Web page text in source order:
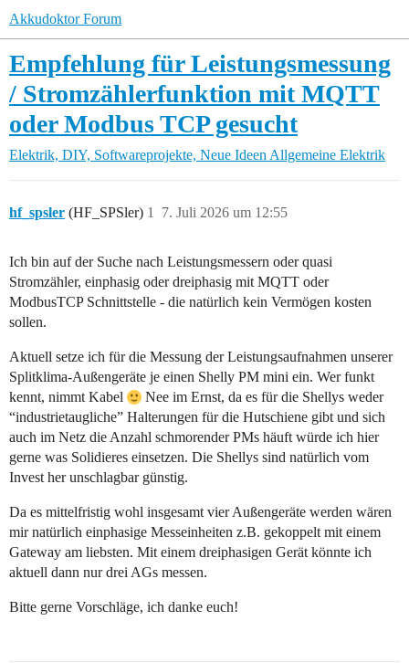
Akkudoktor Forum
Empfehlung für Leistungsmessung
/ Stromzählerfunktion mit MQTT
oder Modbus TCP gesucht
Elektrik, DIY, Softwareprojekte, Neue Ideen Allgemeine Elektrik
hf_spsler (HF_SPSler) 7. Juli 2026 um 12:55
1
Ich bin auf der Suche nach Leistungsmessern oder quasi
Stromzähler, einphasig oder dreiphasig mit MQTT oder
ModbusTCP Schnittstelle - die natürlich kein Vermögen kosten
sollen.
Aktuell setze ich für die Messung der Leistungsaufnahmen unserer
Splitklima-Außengeräte je einen Shelly PM mini ein. Wer funkt
kennt, nimmt Kabel
Nee im Ernst, da es für die Shellys weder
“industrietaugliche” Halterungen für die Hutschiene gibt und sich
auch im Netz die Anzahl schmorender PMs häuft würde ich hier
gerne was Solidieres einsetzen. Die Shellys sind natürlich vom
Invest her unschlagbar günstig.
Da es mittelfristig wohl insgesamt vier Außengeräte werden wären
mir natürlich einphasige Messeinheiten z.B. gekoppelt mit einem
Gateway am liebsten. Mit einem dreiphasigen Gerät könnte ich
aktuell dann nur drei AGs messen.
Bitte gerne Vorschläge, ich danke euch!